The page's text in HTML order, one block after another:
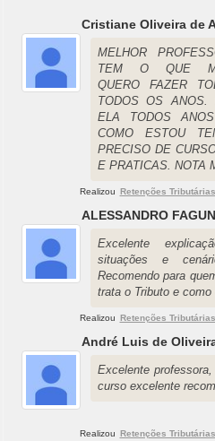
Cristiane Oliveira de
MELHOR
TEM O QUE
QUERO FAZER
TODOS OS ANOS.
ELA TODOS
COMO ESTOU
PRECISO DE
E PRATICAS. NOTA
Realizou Retenções
ALESSANDRO
Excelente
situações e
Recomendo para
trata o Tributo e como
Realizou Retenções
André Luis de
Excelente
curso excelente
Realizou Retenções